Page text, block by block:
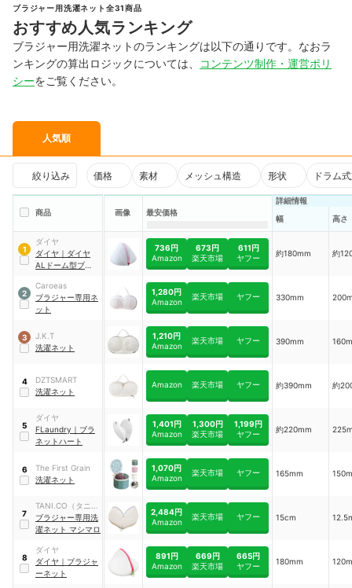
ブラジャー用洗濯ネット全31商品
おすすめ人気ランキング
ブラジャー用洗濯ネットのランキングは以下の通りです。なおラ
ンキングの算出ロジックについては、
コンテンツ制作・運営ポリ
シーをご覧ください。
人気順
絞り込み 価格 素材 メッシュ構造 形状 ドラム
商品 画像 最安価格
詳細情報
幅
高さ
1
ダイヤ
ダイヤ ｜ ダイヤ
ALドーム型ブラジ
736円
Amazon
673円
楽天市場
611円
ヤフー
約180mm 約
2
Caroeas
ブラジャー専用ネ
ット
1,280円
Amazon
楽天市場 ヤフー 330mm
3
J.K.T
洗濯ネット
1,210円
Amazon
楽天市場 ヤフー 390mm
4
DZTSMART
洗濯ネット
Amazon 楽天市場 ヤフー 約390mm 約
5
ダイヤ
FLaundry ｜ ブラ
ネットハート
1,401円
Amazon
1,300円
楽天市場
1,199円
ヤフー
約220mm
6
The First Grain
洗濯ネット
1,070円
Amazon
楽天市場 ヤフー 165mm
7
TANI.CO（タニコ
ーポレーション）
ブラジャー専用洗
濯ネット マシマロ
2,484円
Amazon
楽天市場 ヤフー 15cm
8
ダイヤ
ダイヤ ｜ ブラジャ
ーネット
891円
Amazon
669円
楽天市場
665円
ヤフー
180mm